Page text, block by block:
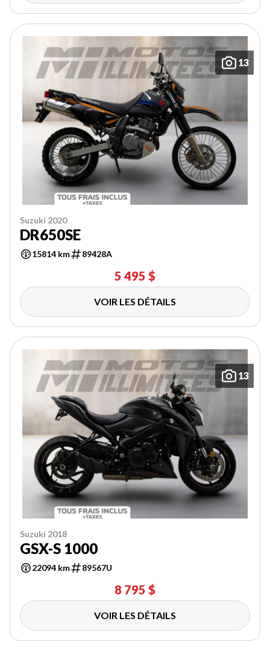
13
Suzuki 2020
DR650SE
15814 km 89428A
5 495 $
VOIR LES DÉTAILS
13
Suzuki 2018
GSX-S 1000
22094 km 89567U
8 795 $
VOIR LES DÉTAILS